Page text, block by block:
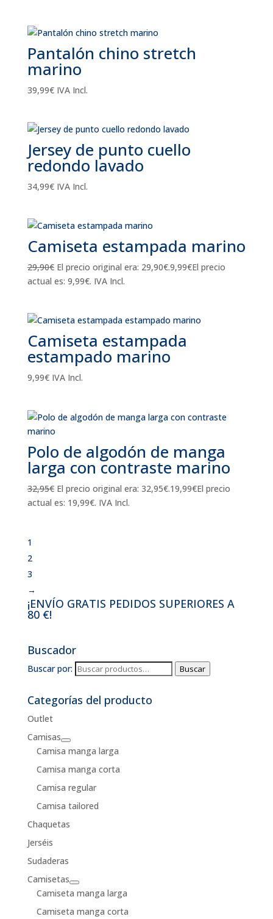
Pantalón chino stretch
marino
39,99€ IVA Incl.
Jersey de punto cuello
redondo lavado
34,99€ IVA Incl.
Camiseta estampada marino
29,90€ El precio original era: 29,90€.9,99€El precio
actual es: 9,99€. IVA Incl.
Camiseta estampada
estampado marino
9,99€ IVA Incl.
Polo de algodón de manga
larga con contraste marino
32,95€ El precio original era: 32,95€.19,99€El precio
actual es: 19,99€. IVA Incl.
1
2
3
→
¡ENVÍO GRATIS PEDIDOS SUPERIORES A
80 €!
Buscador
Buscar por: Buscar
Categorías del producto
Outlet
Camisas
Camisa manga larga
Camisa manga corta
Camisa regular
Camisa tailored
Chaquetas
Jerséis
Sudaderas
Camisetas
Camiseta manga larga
Camiseta manga corta